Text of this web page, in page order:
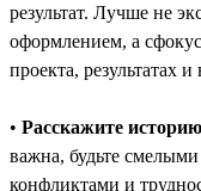
результат. Лучше не
оформлением, а
проекта, результатах
• Расскажите
важна, будьте
конфликтами и